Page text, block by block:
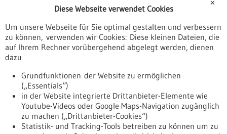
Veranstaltungen
Erscheinungsdatum
✕
Diese Webseite verwendet Cookies
Um unsere Webseite für Sie optimal gestalten und verbessern
zu können, verwenden wir Cookies: Diese kleinen Dateien, die
auf Ihrem Rechner vorübergehend abgelegt werden, dienen
dazu
Grundfunktionen der Website zu ermöglichen
(„Essentials“)
in der Website integrierte Drittanbieter-Elemente wie
Youtube-Videos oder Google Maps-Navigation zugänglich
zu machen („Drittanbieter-Cookies“)
Statistik- und Tracking-Tools betreiben zu können um zu